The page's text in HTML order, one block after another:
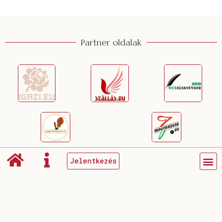
Partner oldalak
Jelentkezés